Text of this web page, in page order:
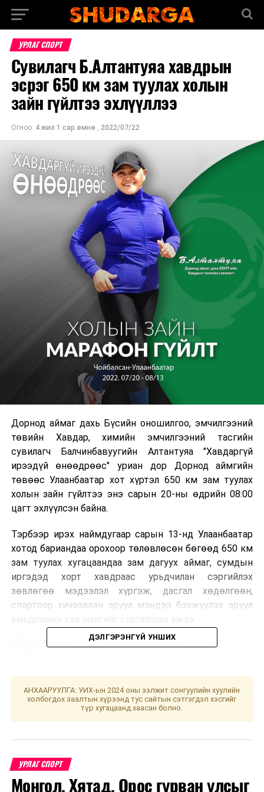
УРЛАГ СПОРТ
Сувилагч Б.Алтантуяа хавдрын
эсрэг 650 км зам туулах холын
зайн гүйлтээ эхлүүллээ
Огноо: 4 жил 1 сар.өмнө , 2022/07/22
Дорнод аймаг дахь Бүсийн оношилгоо, эмчилгээний
төвийн Хавдар, химийн эмчилгээний тасгийн
сувилагч Балчинбавуугийн Алтантуяа "Хавдаргүй
ирээдүй өнөөдрөөс" уриан дор Дорнод аймгийн
төвөөс Улаанбаатар хот хүртэл 650 км зам туулах
холын зайн гүйлтээ энэ сарын 20-ны өдрийн 08:00
цагт эхлүүлсэн байна.
Тэрбээр ирэх наймдугаар сарын 13-нд Улаанбаатар
хотод бариандаа орохоор төлөвлөсөн бөгөөд 650 км
зам туулах хугацаандаа зам дагуух аймаг, сумдын
иргэдэд хорт хавдраас урьдчилан сэргийлэх
зөвлөгөө мэдээлэл хүргэж, дасгал хөдөлгөөн,
спортоор хичээллэн эрүүл мэндээ бэхжүүлэх эрүүл
ДЭЛГЭРЭНГҮЙ УНШИХ
АНХААРУУЛГА: УИХ-ын 2024 оны ээлжит сонгуулийн хуулийн
холбогдох заалтын хүрээнд тус сайтын сэтгэгдэл хэсгийг
түр хугацаанд хаасан болно.
УРЛАГ СПОРТ
Монгол, Хятад, Орос гурван улсыг